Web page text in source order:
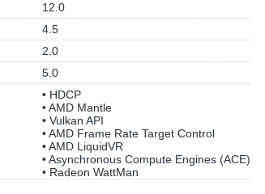
12.0
4.5
2.0
5.0
• HDCP
• AMD Mantle
• Vulkan API
• AMD Frame Rate Target Control
• AMD LiquidVR
• Asynchronous Compute Engines (ACE)
• Radeon WattMan